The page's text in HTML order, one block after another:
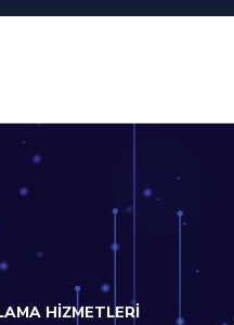
HİZMETLERİ